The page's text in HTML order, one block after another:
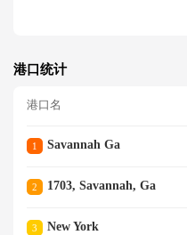
港口统计
港口名
1 Savannah Ga
2 1703, Savannah, Ga
3 New York